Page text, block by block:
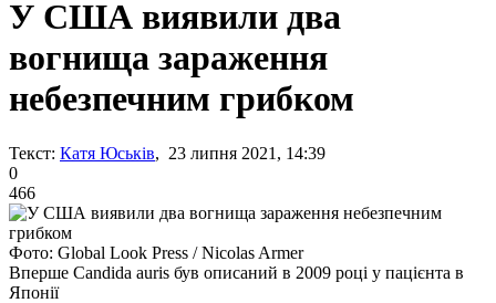
У США виявили два
вогнища зараження
небезпечним грибком
Текст: Катя Юськів, 23 липня 2021, 14:39
0
466
Фото: Global Look Press / Nicolas Armer
Вперше Candida auris був описаний в 2009 році у пацієнта в
Японії